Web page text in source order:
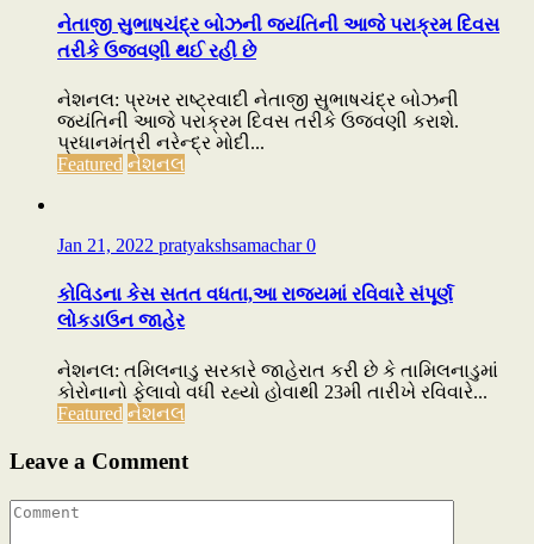
નેતાજી સુભાષચંદ્ર બોઝની જયંતિની આજે પરાક્રમ દિવસ
તરીકે ઉજવણી થઈ રહી છે
નેશનલ: પ્રખર રાષ્ટ્રવાદી નેતાજી સુભાષચંદ્ર બોઝની
જયંતિની આજે પરાક્રમ દિવસ તરીકે ઉજવણી કરાશે.
પ્રધાનમંત્રી નરેન્દ્ર મોદી...
Featured નેશનલ
Jan 21, 2022 pratyakshsamachar0
કોવિડના કેસ સતત વધતા,આ રાજ્યમાં રવિવારે સંપૂર્ણ
લોકડાઉન જાહેર
નેશનલ: તમિલનાડુ સરકારે જાહેરાત કરી છે કે તામિલનાડુમાં
કોરોનાનો ફેલાવો વધી રહ્યો હોવાથી 23મી તારીખે રવિવારે...
Featured નેશનલ
Leave a Comment